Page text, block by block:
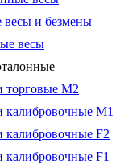
весы и безмены
весы
торговые М2
калибровочные М1
калибровочные F2
калибровочные F1